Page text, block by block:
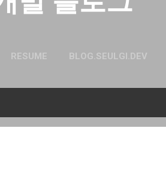
RESUME BLOG.SEULGI.DEV